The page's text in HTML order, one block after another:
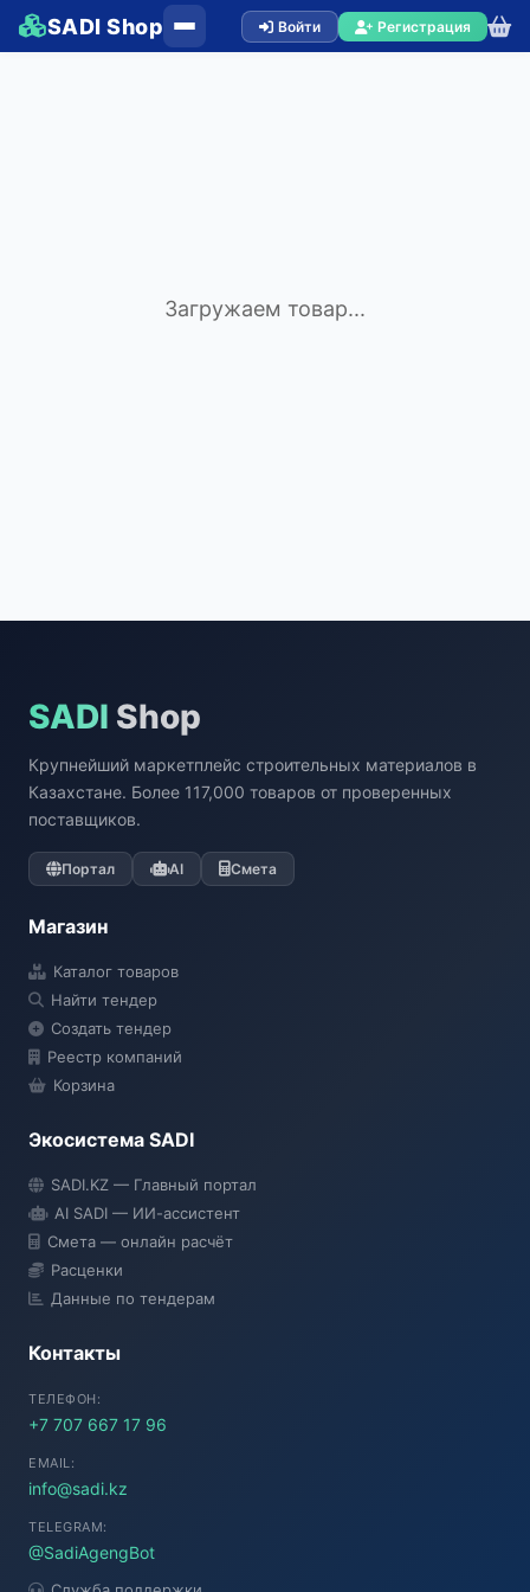
SADI Shop Войти Регистрация
Загружаем товар...
SADI Shop
Крупнейший маркетплейс строительных материалов в
Казахстане. Более 117,000 товаров от проверенных
поставщиков.
Портал AI Смета
Магазин
Каталог товаров
Найти тендер
Создать тендер
Реестр компаний
Корзина
Экосистема SADI
SADI.KZ — Главный портал
AI SADI — ИИ-ассистент
Смета — онлайн расчёт
Расценки
Данные по тендерам
Контакты
ТЕЛЕФОН:
+7 707 667 17 96
EMAIL:
info@sadi.kz
TELEGRAM:
@SadiAgengBot
● Подключение...